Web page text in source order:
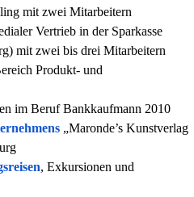
mit zwei Mitarbeitern
Vertrieb in der Sparkasse
mit zwei bis drei Mitarbeitern
Produkt- und
im Beruf Bankkaufmann 2010
„Maronde’s Kunstverlag
, Exkursionen und